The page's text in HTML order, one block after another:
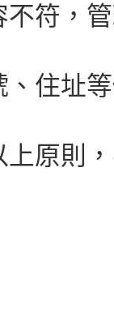
符，
住址
原則